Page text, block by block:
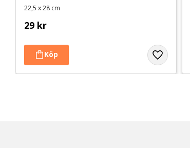
22,5 x 28 cm
29 kr